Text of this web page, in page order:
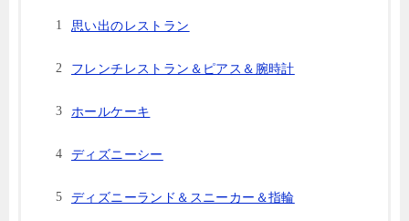
思い出のレストラン
フレンチレストラン＆ピアス＆腕時計
ホールケーキ
ディズニーシー
ディズニーランド＆スニーカー＆指輪